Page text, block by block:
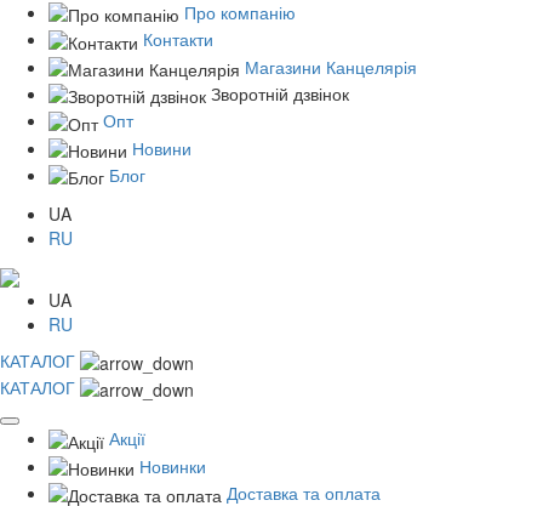
Про компанію
Контакти
Магазини Канцелярія
Зворотній дзвінок
Опт
Новини
Блог
UA
RU
UA
RU
КАТАЛОГ
КАТАЛОГ
Акції
Новинки
Доставка та оплата